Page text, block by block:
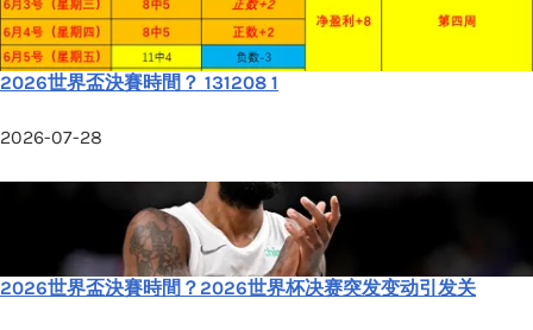
2026世界盃決賽時間？ 131208 1
2026-07-28
2026世界盃決賽時間？2026世界杯决赛突发变动引发关